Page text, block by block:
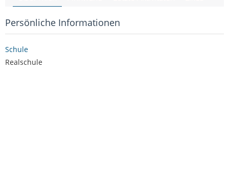
Persönliche Informationen
Schule
Realschule